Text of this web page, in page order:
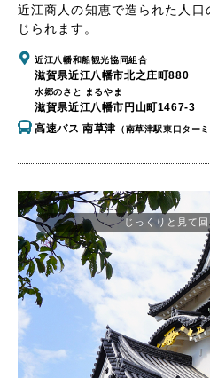
近江商人の知恵で造られた人
じられます。
近江八幡和船観光協同組合
滋賀県近江八幡市北之庄町880
水郷のさと まるやま
滋賀県近江八幡市円山町1467-3
高速バス 南草津 （南草津駅東口ターミ
じっくりと見て